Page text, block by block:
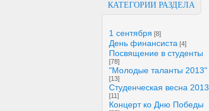
КАТЕГОРИИ РАЗДЕЛА
1 сентября [8]
День финансиста [4]
Посвящение в студенты
[78]
"Молодые таланты 2013"
[13]
Студенческая весна 2013
[11]
Концерт ко Дню Победы